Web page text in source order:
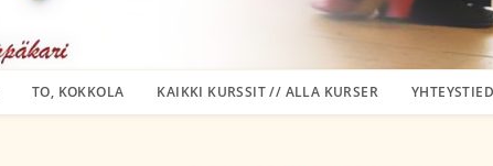
TO, KOKKOLA KAIKKI KURSSIT // ALLA KURSER